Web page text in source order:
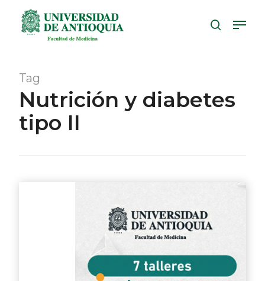
search
Menu
Tag
Nutrición y diabetes
tipo II